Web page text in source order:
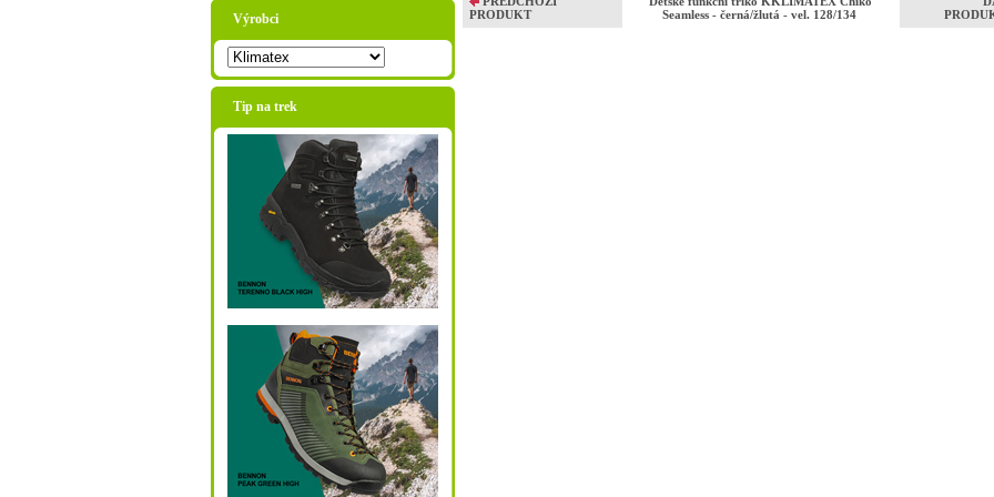
Výrobci
Tip na trek
PRODUKT
Seamless - černá/žlutá - vel. 128/134